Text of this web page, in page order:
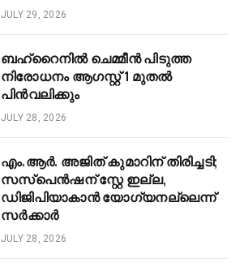
JULY 29, 2026
ബഹ്റൈനിൽ ചെമ്മീൻ പിടുത്ത
നിരോധനം ആഗസ്റ്റ് 1 മുതൽ
പിൻവലിക്കും
JULY 28, 2026
എം.ആർ. അജിത് കുമാറിന് തിരിച്ചടി;
സസ്‌പെൻഷന് സ്റ്റേ ഇല്ല,
ഡിജിപിയാകാൻ യോഗ്യനല്ലെന്ന്
സർക്കാർ
JULY 28, 2026